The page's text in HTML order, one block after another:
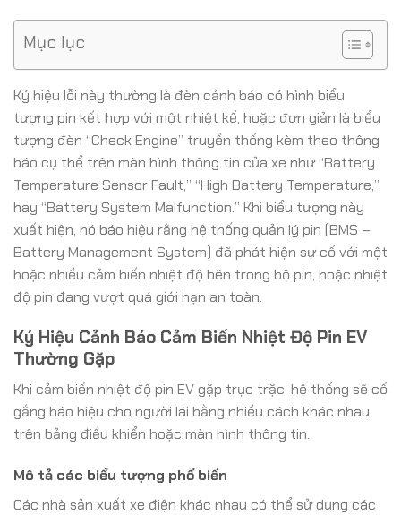
Mục lục
Ký hiệu lỗi này thường là đèn cảnh báo có hình biểu
tượng pin kết hợp với một nhiệt kế, hoặc đơn giản là biểu
tượng đèn “Check Engine” truyền thống kèm theo thông
báo cụ thể trên màn hình thông tin của xe như “Battery
Temperature Sensor Fault,” “High Battery Temperature,”
hay “Battery System Malfunction.” Khi biểu tượng này
xuất hiện, nó báo hiệu rằng hệ thống quản lý pin (BMS –
Battery Management System) đã phát hiện sự cố với một
hoặc nhiều cảm biến nhiệt độ bên trong bộ pin, hoặc nhiệt
độ pin đang vượt quá giới hạn an toàn.
Ký Hiệu Cảnh Báo Cảm Biến Nhiệt Độ Pin EV
Thường Gặp
Khi cảm biến nhiệt độ pin EV gặp trục trặc, hệ thống sẽ cố
gắng báo hiệu cho người lái bằng nhiều cách khác nhau
trên bảng điều khiển hoặc màn hình thông tin.
Mô tả các biểu tượng phổ biến
Các nhà sản xuất xe điện khác nhau có thể sử dụng các